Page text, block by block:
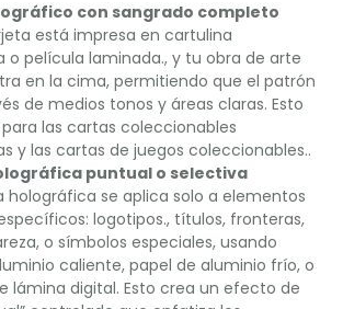
con sangrado completo
está impresa en cartulina
o película laminada., y tu obra de arte
en la cima, permitiendo que el patrón
de medios tonos y áreas claras. Esto
las cartas coleccionables
y las cartas de juegos coleccionables..
puntual o selectiva
holográfica se aplica solo a elementos
logotipos., títulos, fronteras,
o símbolos especiales, usando
caliente, papel de aluminio frío, o
lámina digital. Esto crea un efecto de